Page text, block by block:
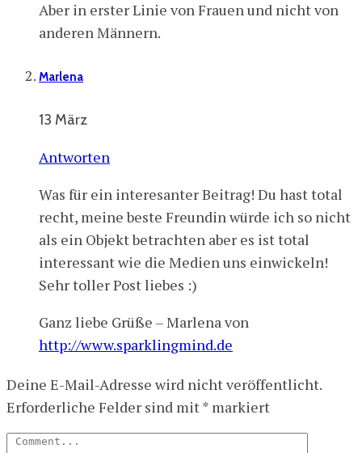
Aber in erster Linie von Frauen und nicht von
anderen Männern.
Marlena
13 März
Antworten
Was für ein interesanter Beitrag! Du hast total
recht, meine beste Freundin würde ich so nicht
als ein Objekt betrachten aber es ist total
interessant wie die Medien uns einwickeln!
Sehr toller Post liebes :)
Ganz liebe Grüße – Marlena von
http://www.sparklingmind.de
Deine E-Mail-Adresse wird nicht veröffentlicht.
Erforderliche Felder sind mit* markiert